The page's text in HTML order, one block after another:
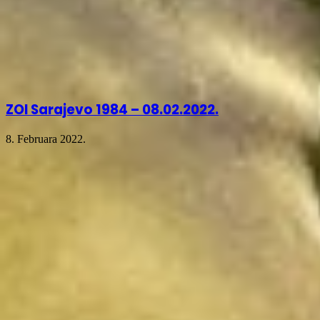
ZOI Sarajevo 1984 – 08.02.2022.
8. Februara 2022.